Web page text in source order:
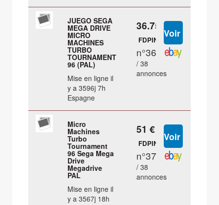
JUEGO SEGA
MEGA DRIVE
MICRO
MACHINES
TURBO
TOURNAMENT
96 (PAL)
Mise en ligne il
y a 3596j 7h
Espagne
36.75 €
FDPIN
n°36
/ 38
annonces
Micro
Machines
Turbo
Tournament
96 Sega Mega
Drive
Megadrive
PAL
Mise en ligne il
y a 3567j 18h
51 €
FDPIN
n°37
/ 38
annonces